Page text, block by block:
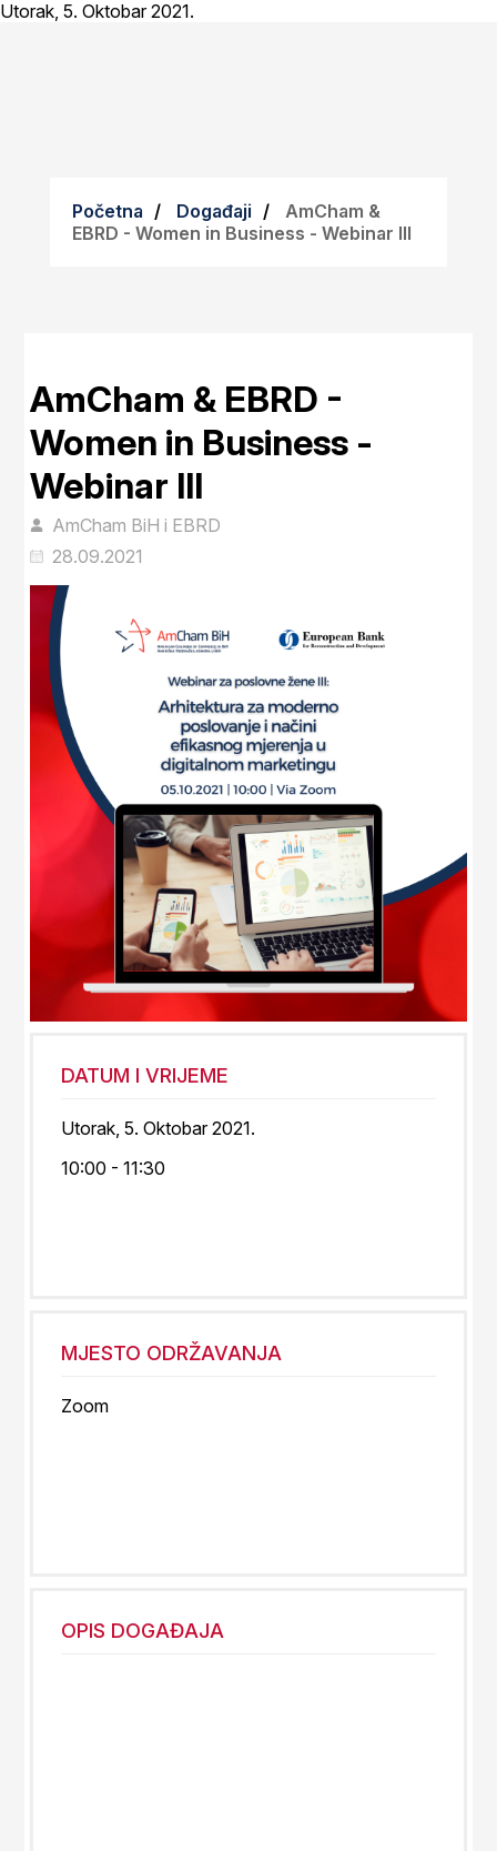
Utorak, 5. Oktobar 2021.
Početna Događaji
AmCham &
EBRD - Women in Business - Webinar III
AmCham & EBRD -
Women in Business -
Webinar III
AmCham BiH i EBRD
28.09.2021
DATUM I VRIJEME
Utorak, 5. Oktobar 2021.
10:00 - 11:30
MJESTO ODRŽAVANJA
Zoom
OPIS DOGAĐAJA